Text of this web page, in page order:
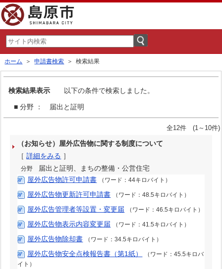
ホーム ＞申請書検索 ＞ 検索結果
検索結果表示以下の条件で検索しました。
■ 分野 ： 届出と証明
全12件 (1～10件)
（お知らせ）屋外広告物に関する制度について
［詳細をみる ］
分野
届出と証明、まちの整備・公営住宅
屋外広告物許可申請書
（ワード：44キロバイト）
屋外広告物更新許可申請書 （ワード：48.5キロバイト）
屋外広告管理者等設置・変更届 （ワード：46.5キロバイト）
屋外広告物表示内容変更届 （ワード：41.5キロバイト）
屋外広告物除却書 （ワード：34.5キロバイト）
屋外広告物安全点検報告書（第1紙）
（ワード：45.5キロバ
イト）